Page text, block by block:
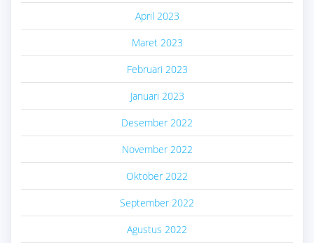
April 2023
Maret 2023
Februari 2023
Januari 2023
Desember 2022
November 2022
Oktober 2022
September 2022
Agustus 2022